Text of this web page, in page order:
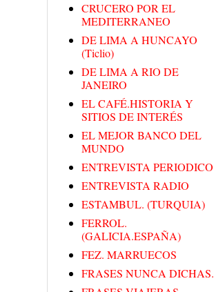
CRUCERO POR EL
MEDITERRANEO
DE LIMA A HUNCAYO
(Ticlio)
DE LIMA A RIO DE
JANEIRO
EL CAFÉ.HISTORIA Y
SITIOS DE INTERÉS
EL MEJOR BANCO DEL
MUNDO
ENTREVISTA PERIODICO
ENTREVISTA RADIO
ESTAMBUL. (TURQUIA)
FERROL.
(GALICIA.ESPAÑA)
FEZ. MARRUECOS
FRASES NUNCA DICHAS.